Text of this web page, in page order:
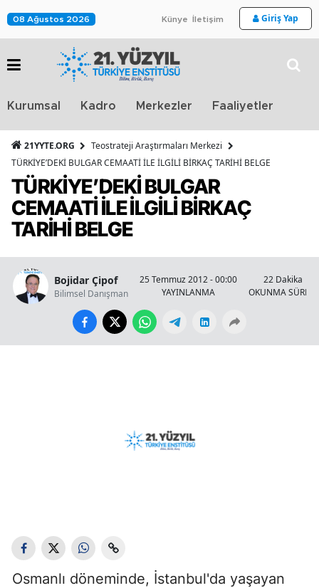
08 Ağustos 2026 Künye İletişim Giriş Yap
Kurumsal Kadro Merkezler Faaliyetler
21YYTE.ORG
Teostrateji Araştırmaları Merkezi
TÜRKİYE’DEKİ BULGAR CEMAATİ İLE İLGİLİ BİRKAÇ TARİHİ BELGE
TÜRKİYE’DEKİ BULGAR
CEMAATİ İLE İLGİLİ BİRKAÇ
TARİHİ BELGE
Bojidar Çipof
Bilimsel Danışman
25 Temmuz 2012 - 00:00
YAYINLANMA
22 Dakika
OKUNMA SÜRESİ
Osmanlı döneminde, İstanbul'da yaşayan